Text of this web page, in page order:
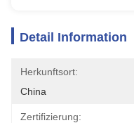
Detail Information
Herkunftsort:
China
Zertifizierung: